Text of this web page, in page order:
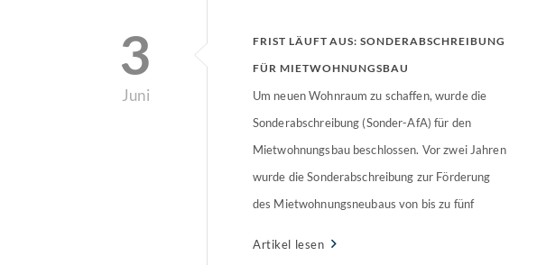
3
Juni
FRIST LÄUFT AUS: SONDERABSCHREIBUNG
FÜR MIETWOHNUNGSBAU
Um neuen Wohnraum zu schaffen, wurde die
Sonderabschreibung (Sonder-AfA) für den
Mietwohnungsbau beschlossen. Vor zwei Jahren
wurde die Sonderabschreibung zur Förderung
des Mietwohnungsneubaus von bis zu fünf
Artikel lesen